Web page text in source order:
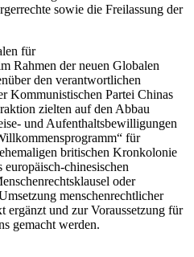
sowie die Freilassung der
für
Rahmen der neuen Globalen
den verantwortlichen
Kommunistischen Partei Chinas
zielten auf den Abbau
und Aufenthaltsbewilligungen
für
britischen Kronkolonie
chinesischen
oder
menschenrechtlicher
ergänzt und zur Voraussetzung für
gemacht werden.